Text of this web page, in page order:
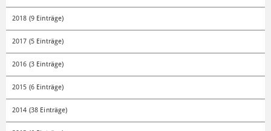
2018 (9 Einträge)
2017 (5 Einträge)
2016 (3 Einträge)
2015 (6 Einträge)
2014 (38 Einträge)